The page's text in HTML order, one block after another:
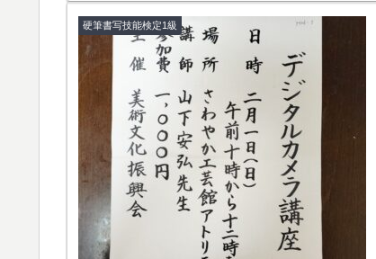
硬筆書写技能検定1級